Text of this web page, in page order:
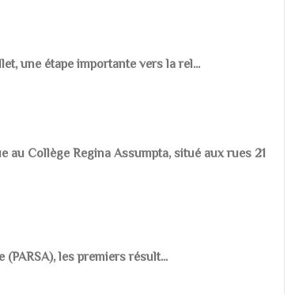
une étape importante vers la rel...
Collège Regina Assumpta, situé aux rues 21
les premiers résult...